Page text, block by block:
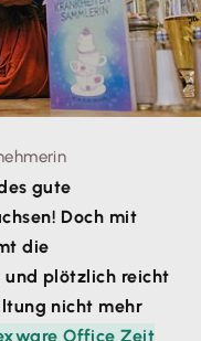
gute
Doch mit
die
plötzlich reicht
nicht mehr
Office Zeit